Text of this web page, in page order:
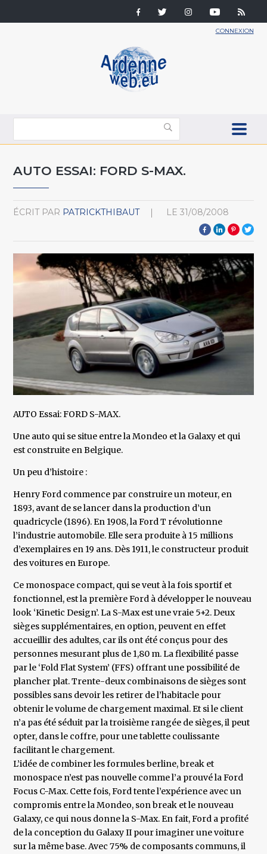
CONNEXION
AUTO ESSAI: FORD S-MAX.
ÉCRIT PAR PATRICKTHIBAUT LE 31/08/2008
AUTO Essai: FORD S-MAX.
Une auto qui se situe entre la Mondeo et la Galaxy et qui
est construite en Belgique.
Un peu d’histoire :
Henry Ford commence par construire un moteur, en
1893, avant de se lancer dans la production d’un
quadricycle (1896). En 1908, la Ford T révolutionne
l’industrie automobile. Elle sera produite à 15 millions
d’exemplaires en 19 ans. Dès 1911, le constructeur produit
des voitures en Europe.
Ce monospace compact, qui se veut à la fois sportif et
fonctionnel, est la première Ford à développer le nouveau
look ‘Kinetic Design’. La S-Max est une vraie 5+2. Deux
sièges supplémentaires, en option, peuvent en effet
accueillir des adultes, car ils ont été conçus pour des
personnes mesurant plus de 1,80 m. La flexibilité passe
par le ‘Fold Flat System’ (FFS) offrant une possibilité de
plancher plat. Trente-deux combinaisons de sièges sont
possibles sans devoir les retirer de l’habitacle pour
obtenir le volume de chargement maximal. Et si le client
n’a pas été séduit par la troisième rangée de sièges, il peut
opter, dans le coffre, pour une tablette coulissante
facilitant le chargement.
L’idée de combiner les formules berline, break et
monospace n’est pas nouvelle comme l’a prouvé la Ford
Focus C-Max. Cette fois, Ford tente l’expérience avec un
compromis entre la Mondeo, son break et le nouveau
Galaxy, ce qui nous donne la S-Max. En fait, Ford a profité
de la conception du Galaxy II pour imaginer une voiture
sur la même base. Avec 75% de composants communs, il